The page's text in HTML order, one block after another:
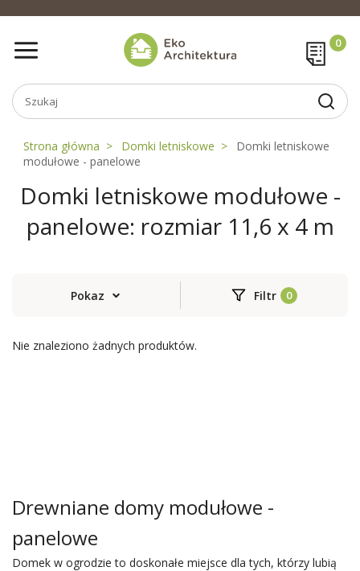
Strona główna Domki letniskowe
Domki letniskowe
modułowe - panelowe
Domki letniskowe modułowe -
panelowe: rozmiar 11,6 x 4 m
Pokaz Filtr
Nie znaleziono żadnych produktów.
Drewniane domy modułowe -
panelowe
Domek w ogrodzie to doskonałe miejsce dla tych, którzy lubią